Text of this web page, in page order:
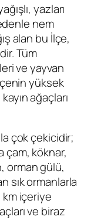
yazları
nem
alan bu İlçe,
Tüm
ve yayvan
yüksek
ağaçları
çok çekicidir;
çam, köknar,
orman gülü,
sık ormanlarla
km içeriye
ve biraz